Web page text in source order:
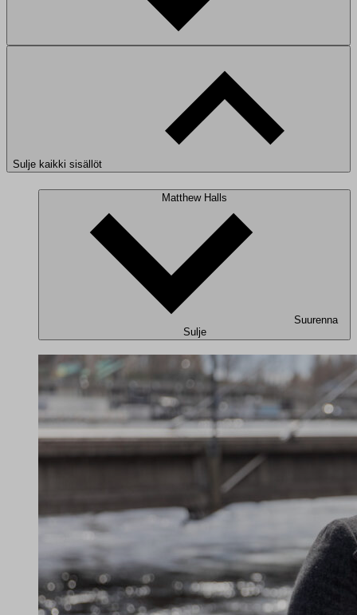
Sulje kaikki sisällöt
Matthew Halls
Suurenna
Sulje